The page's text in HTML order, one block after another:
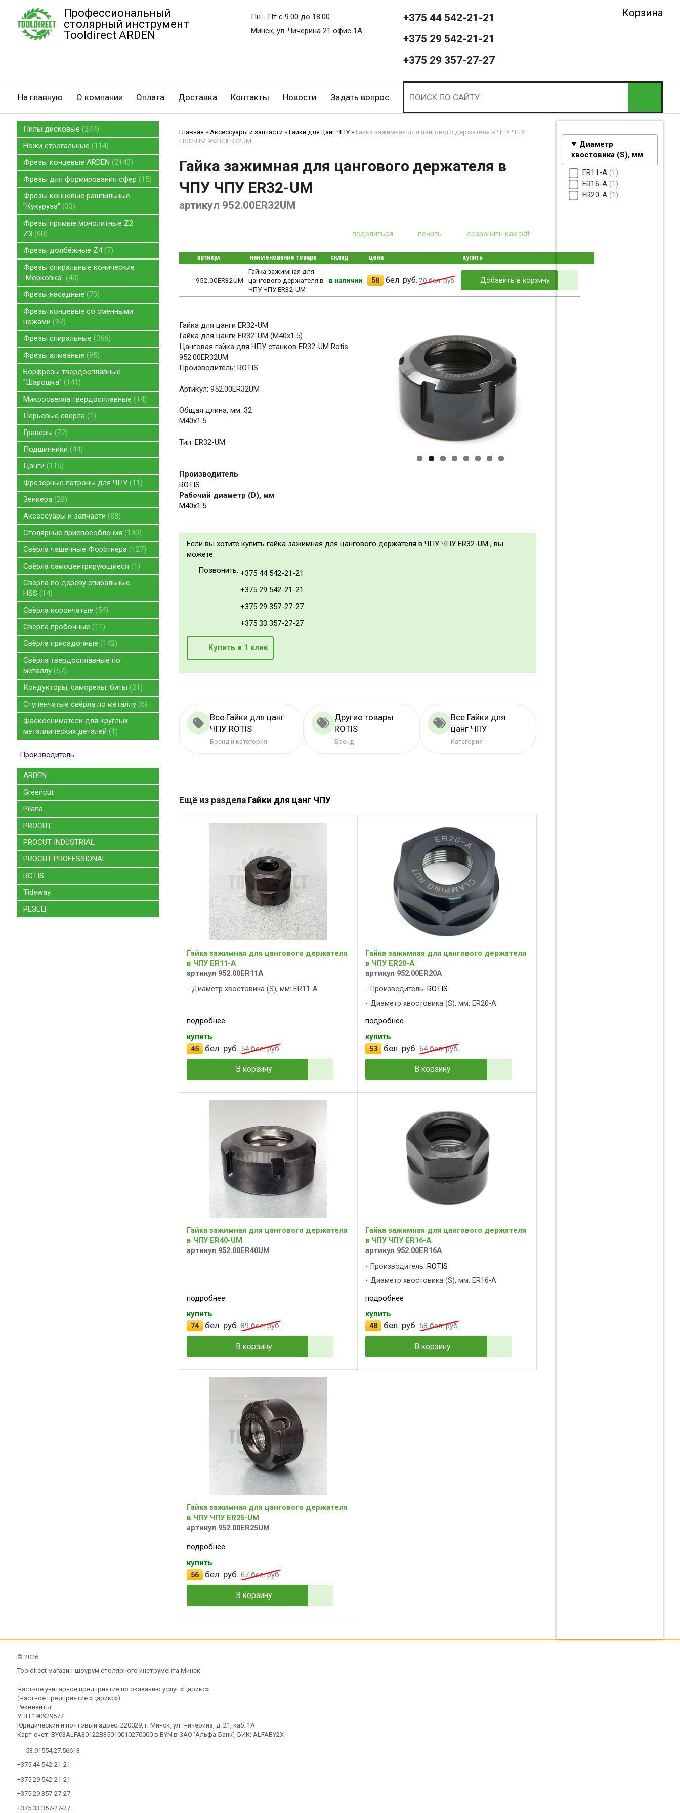
Профессиональный
столярный инструмент
Tooldirect ARDEN
Пн - Пт с 9.00 до 18.00
Минск, ул. Чичерина 21 офис 1А
+375 44 542-21-21
+375 29 542-21-21
+375 29 357-27-27
Корзина
На главную О компании Оплата Доставка Контакты Новости Задать вопрос
Пилы дисковые 244
Ножи строгальные
114
Фрезы концевые ARDEN
2140
Фрезы для формирования сфер
15
Фрезы концевые рашпильные
"Кукуруза"
33
Фрезы прямые монолитные Z2
Z3
60
Фрезы долбёжные Z4 7
Фрезы спиральные конические
"Морковка"
43
Фрезы насадные
73
Фрезы концевые со сменными
ножами
97
Фрезы спиральные
366
Фрезы алмазные
95
Борфрезы твердосплавные
"Шарошка"
141
Микросверла твердосплавные
14
Перьевые свёрла 1
Граверы
72
Подшипники
44
Цанги
115
Фрезерные патроны для ЧПУ 11
Зенкера 28
Аксессуары и запчасти
88
Столярные приспособления
130
Свёрла чашечные Форстнера 127
Свёрла самоцентрирующиеся
1
Свёрла по дереву спиральные
HSS
14
Свёрла корончатые
54
Свёрла пробочные
11
Свёрла присадочные
142
Свёрла твердосплавные по
металлу 57
Кондукторы, саморезы, биты 21
Ступенчатые свёрла по металлу 6
Фаскосниматели для круглых
металлических деталей
1
Производитель
ARDEN
Greencut
Pilana
PROCUT
PROCUT INDUSTRIAL
PROCUT PROFESSIONAL
ROTIS
Tideway
РЕЗЕЦ
Диаметр
хвостовика (S), мм
ER11-A 1
ER16-A 1
ER20-A 1
Главная » Аксессуары и запчасти » Гайки для цанг ЧПУ » Гайка зажимная для цангового держателя в ЧПУ ЧПУ
ER32-UM 952.00ER32UM
Гайка зажимная для цангового держателя в
ЧПУ ЧПУ ER32-UM
артикул 952.00ER32UM
поделиться печать сохранить как pdf
артикул наименование товара склад цена купить
952.00ER32UM
Гайка зажимная для
цангового держателя в
ЧПУ ЧПУ ER32-UM
в наличии 58 бел. руб. 70бел. руб. Добавить в корзину
Гайка для цанги ER32-UM
Гайка для цанги ER32-UM (M40x1.5)
Цанговая гайка для ЧПУ станков ER32-UM Rotis
952.00ER32UM
Производитель: ROTIS
Артикул: 952.00ER32UM
Общая длина, мм: 32
M40x1.5
Тип: ER32-UM
Производитель
ROTIS
Рабочий диаметр (D), мм
M40x1.5
Если вы хотите купить гайка зажимная для цангового держателя в ЧПУ ЧПУ ER32-UM , вы
можете:
Позвонить: +375 44 542-21-21
+375 29 542-21-21
+375 29 357-27-27
+375 33 357-27-27
Купить в 1 клик
Все Гайки для цанг
ЧПУ ROTIS
Бренд и категория
Другие товары
ROTIS
Бренд
Все Гайки для
цанг ЧПУ
Категория
Ещё из раздела Гайки для цанг ЧПУ
Гайка зажимная для цангового держателя
в ЧПУ ER11-A
артикул 952.00ER11A
Диаметр хвостовика (S), мм: ER11-A
подробнее
купить
45 бел. руб. 54бел. руб.
В корзину
Гайка зажимная для цангового держателя
в ЧПУ ER20-A
артикул 952.00ER20A
Производитель: ROTIS
Диаметр хвостовика (S), мм: ER20-A
подробнее
купить
53
бел. руб. 64бел. руб.
В корзину
Гайка зажимная для цангового держателя
в ЧПУ ER40-UM
артикул 952.00ER40UM
подробнее
купить
74 бел. руб. 89 бел. руб.
В корзину
Гайка зажимная для цангового держателя
в ЧПУ ЧПУ ER16-A
артикул 952.00ER16A
Производитель: ROTIS
Диаметр хвостовика (S), мм: ER16-A
подробнее
купить
48
бел. руб. 58 бел. руб.
В корзину
Гайка зажимная для цангового держателя
в ЧПУ ЧПУ ER25-UM
артикул 952.00ER25UM
подробнее
купить
56 бел. руб. 67бел. руб.
В корзину
© 2026
Tooldirect магазин-шоурум столярного инструмента Минск
Частное унитарное предприятие по оказанию услуг «Царикс»
(Частное предприятие «Царикс»)
Реквизиты:
УНП 190929577
Юридический и почтовый адрес: 220029, г. Минск, ул. Чичерина, д. 21, каб. 1А
Карт-счет: BY03ALFA30122B35010010270000 в BYN в ЗАО 'Альфа-Банк', БИК: ALFABY2X
53.91554,27.56613
+375 44 542-21-21
+375 29 542-21-21
+375 29 357-27-27
+375 33 357-27-27